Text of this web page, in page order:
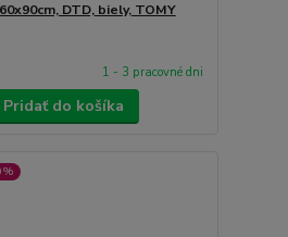
DTD, biely, TOMY
1 - 3 pracovné dni
Pridať do košíka